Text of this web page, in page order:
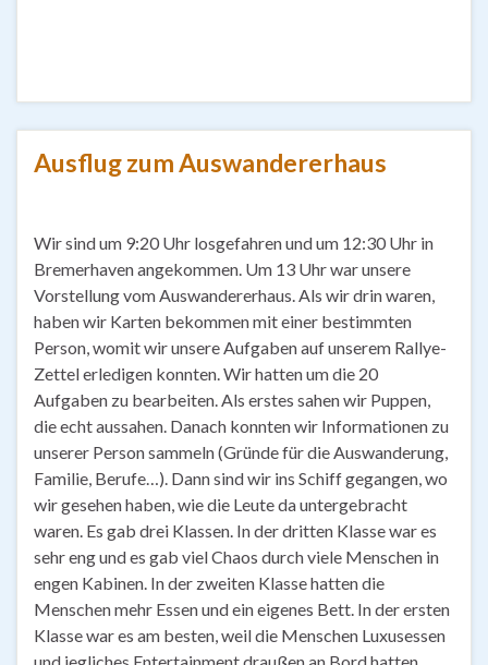
Ausflug zum Auswandererhaus
Wir sind um 9:20 Uhr losgefahren und um 12:30 Uhr in
Bremerhaven angekommen. Um 13 Uhr war unsere
Vorstellung vom Auswandererhaus. Als wir drin waren,
haben wir Karten bekommen mit einer bestimmten
Person, womit wir unsere Aufgaben auf unserem Rallye-
Zettel erledigen konnten. Wir hatten um die 20
Aufgaben zu bearbeiten. Als erstes sahen wir Puppen,
die echt aussahen. Danach konnten wir Informationen zu
unserer Person sammeln (Gründe für die Auswanderung,
Familie, Berufe…). Dann sind wir ins Schiff gegangen, wo
wir gesehen haben, wie die Leute da untergebracht
waren. Es gab drei Klassen. In der dritten Klasse war es
sehr eng und es gab viel Chaos durch viele Menschen in
engen Kabinen. In der zweiten Klasse hatten die
Menschen mehr Essen und ein eigenes Bett. In der ersten
Klasse war es am besten, weil die Menschen Luxusessen